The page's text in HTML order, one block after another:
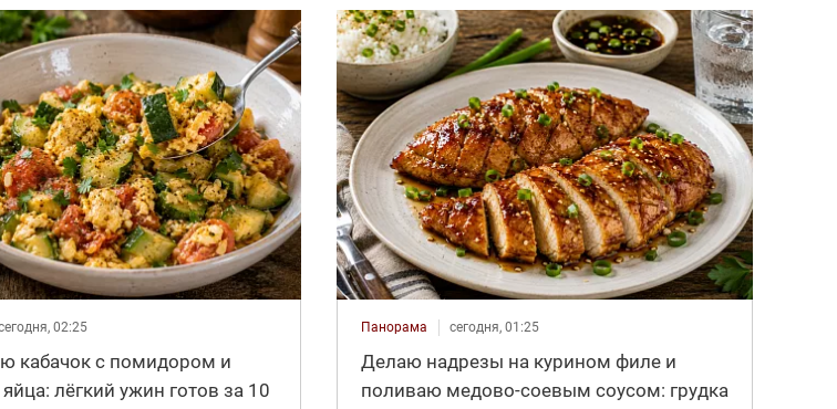
02:25
кабачок с помидором и
лёгкий ужин готов за 10
Панорама сегодня, 01:25
Делаю надрезы на курином филе и
поливаю медово-соевым соусом: грудка